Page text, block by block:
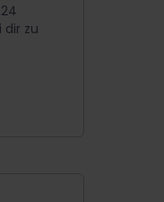
dir zu